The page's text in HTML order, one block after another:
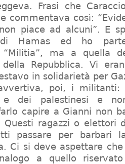
Frasi che
commentava così:
piace ad alcuni”. E
Hamas ed ho
“Militia”, ma a quella
Repubblica. Vi
in solidarietà per
poi, i militanti:
dei palestinesi e
capire a Gianni non
ragazzi o elettori
passare per barbari
Ci si deve aspettare
a quello